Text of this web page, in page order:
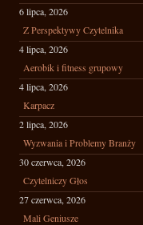
6 lipca, 2026
Z Perspektywy Czytelnika
4 lipca, 2026
Aerobik i fitness grupowy
4 lipca, 2026
Karpacz
2 lipca, 2026
Wyzwania i Problemy Branży
30 czerwca, 2026
Czytelniczy Głos
27 czerwca, 2026
Mali Geniusze